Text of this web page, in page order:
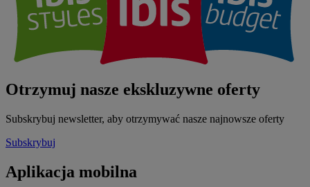
Otrzymuj nasze ekskluzywne oferty
Subskrybuj newsletter, aby otrzymywać nasze najnowsze oferty
Subskrybuj
Aplikacja mobilna